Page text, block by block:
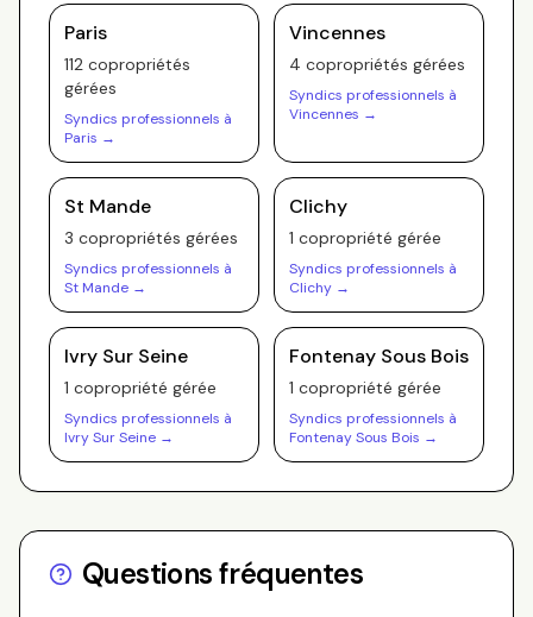
Paris
112 copropriétés
gérées
Syndics professionnels à
Paris →
Vincennes
4 copropriétés gérées
Syndics professionnels à
Vincennes →
St Mande
3 copropriétés gérées
Syndics professionnels à
St Mande →
Clichy
1 copropriété gérée
Syndics professionnels à
Clichy →
Ivry Sur Seine
1 copropriété gérée
Syndics professionnels à
Ivry Sur Seine →
Fontenay Sous Bois
1 copropriété gérée
Syndics professionnels à
Fontenay Sous Bois →
Questions fréquentes